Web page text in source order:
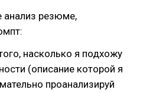
анализ резюме,
насколько я подхожу
(описание которой я
проанализируй